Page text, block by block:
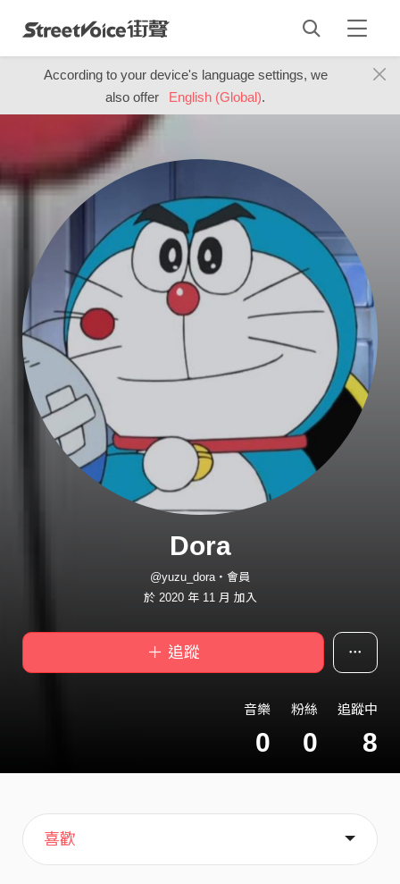
According to your device's language settings, we
also offer
English (Global).
Dora
@yuzu_dora・會員
於 2020 年 11 月 加入
＋ 追蹤
音樂
0
粉絲
0
追蹤中
8
主頁
喜歡
關於